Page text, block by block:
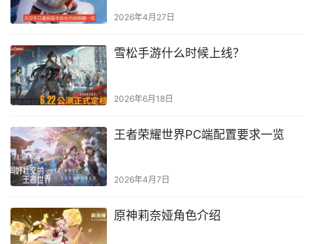
2026年4月27日
雪松手游什么时候上线？
2026年6月18日
王者荣耀世界PC端配置要求一览
2026年4月7日
原神莉奈娅角色介绍